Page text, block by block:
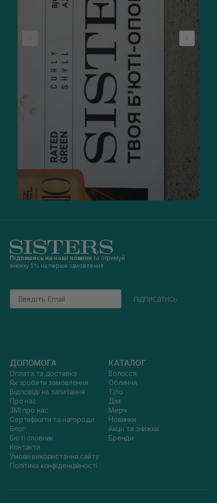
Підпишись на наші новини та отримуй
знижку 5% на перше замовлення
Email
підписатись
ДОПОМОГА
Оплата та доставка
Як зробити замовлення
Відповіді на запитання
Про нас
ЗМІ про нас
Сертифікати та нагороди
Блог
Бюті словник
Контакти
Умови використання сайту
Політика конфіденційності
КАТАЛОГ
Волосся
Обличчя
Тіло
Дім
Мерч
Новинки
Акції та знижки
Бренди